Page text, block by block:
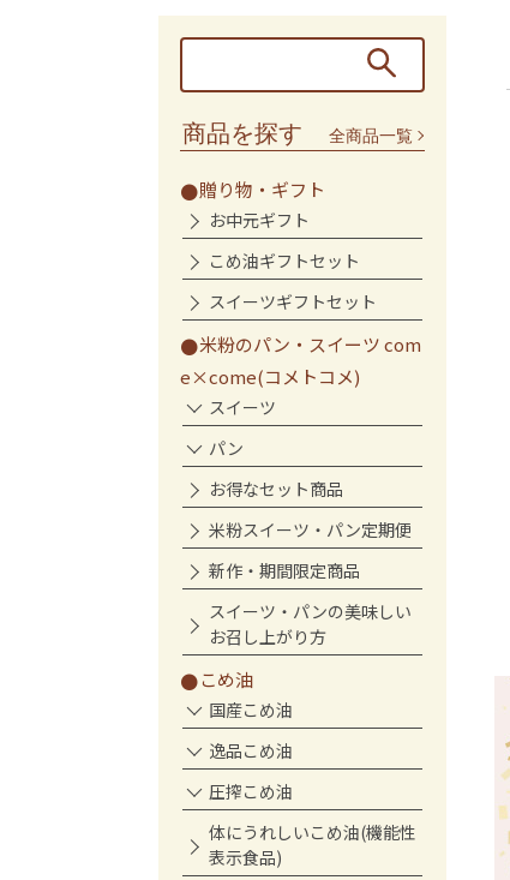
商品を探す 全商品一覧
贈り物・ギフト
お中元ギフト
こめ油ギフトセット
スイーツギフトセット
米粉のパン・スイーツ com
e×come(コメトコメ)
スイーツ
パン
お得なセット商品
米粉スイーツ・パン定期便
新作・期間限定商品
スイーツ・パンの美味しい
お召し上がり方
こめ油
国産こめ油
逸品こめ油
圧搾こめ油
体にうれしいこめ油(機能性
表示食品)
ベーグル
もっちりとして美味しかったです
リピートしたいです
ここりん様
米粉のもっちりベーグル(プ